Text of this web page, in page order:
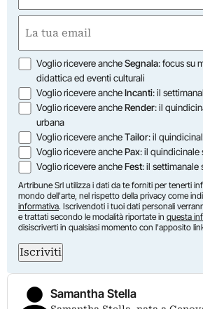
First
(Required)
Opzioni
Voglio ricevere ancheSegnala: focus su
didattica ed eventi culturali
Voglio ricevere ancheIncanti: il
Voglio ricevere ancheRender: il
urbana
Voglio ricevere ancheTailor: il
Voglio ricevere anchePax: il quindicinale
Voglio ricevere ancheFest: il settimanale
Artribune Srl utilizza i dati da te forniti per tenerti
mondo dell'arte, nel rispetto della privacy come
informativa. Iscrivendoti i tuoi dati personali
e trattati secondo le modalità riportate in questa
disiscriverti in qualsiasi momento con l'apposito
Iscriviti
Samantha Stella